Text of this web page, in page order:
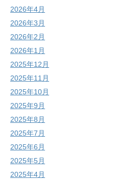
2026年4月
2026年3月
2026年2月
2026年1月
2025年12月
2025年11月
2025年10月
2025年9月
2025年8月
2025年7月
2025年6月
2025年5月
2025年4月